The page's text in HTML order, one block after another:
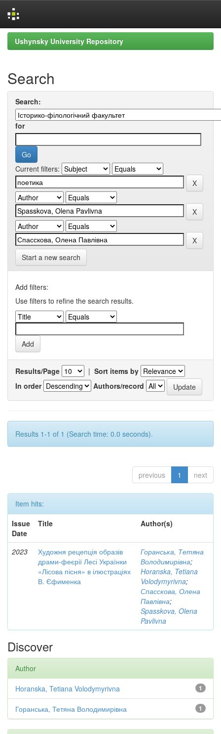
Skip
navigation
Ushynsky University Repository
Search
Search:
for
Current filters:
Start a new search
Add filters:
Use filters to refine the search results.
Results/Page | Sort items by
In order
Authors/record
Results 1-1 of 1 (Search time: 0.0 seconds).
previous 1 next
Item hits:
Issue
Date
Title Author(s)
2023
Художня рецепція образів
драми-феєрії Лесі Українки
«Лісова пісня» в ілюстраціях
В. Єфименка
Горанська, Тетяна
Володимирівна;
Horanska, Tetiana
Volodymyrivna;
Спасскова, Олена
Павлівна;
Spasskova, Olena
Pavlivna
Discover
Author
1
Horanska, Tetiana Volodymyrivna
1
Горанська, Тетяна Володимирівна